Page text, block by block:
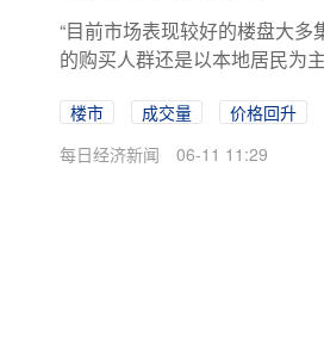
“目前市场表现较好的楼盘大多
的购买人群还是以本地居民为
楼市 成交量
价格回升
每日经济新闻
06-11 11:29